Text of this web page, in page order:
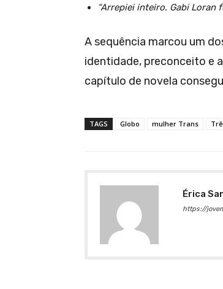
“Arrepiei inteiro. Gabi Loran
A sequência marcou um
identidade, preconceito e
capítulo de novela
TAGS Globo mulher Trans
Érica
https://